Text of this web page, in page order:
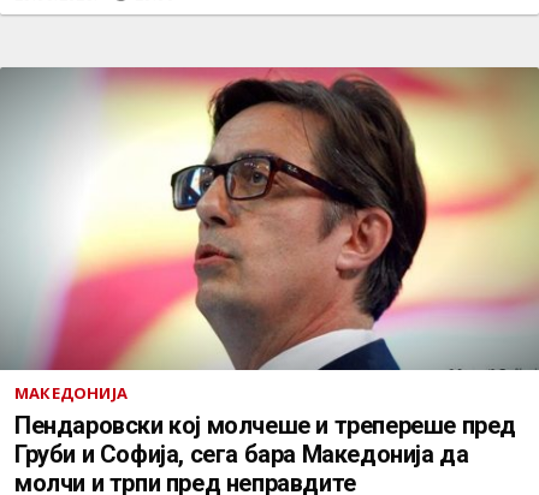
МАКЕДОНИЈА
Пендаровски кој молчеше и трепереше пред
Груби и Софија, сега бара Македонија да
молчи и трпи пред неправдите